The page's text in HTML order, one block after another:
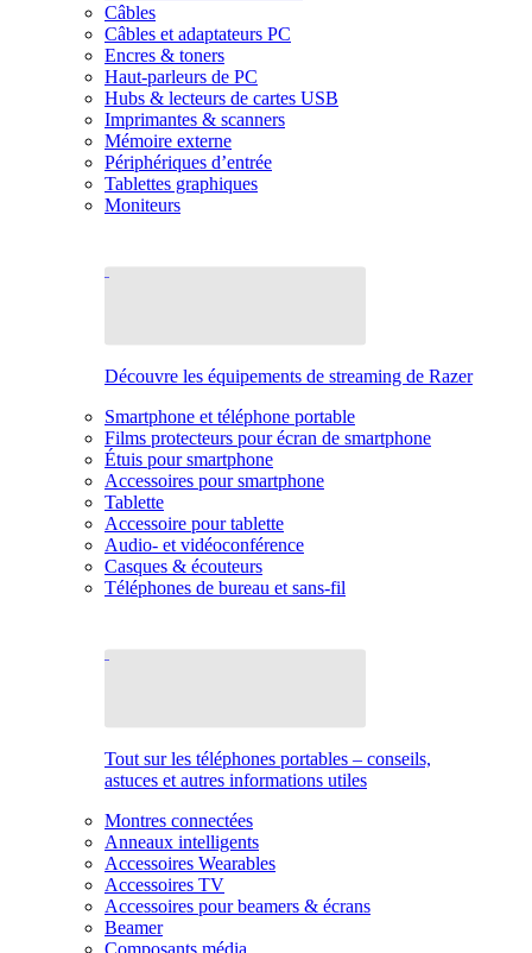
Câbles
Câbles et adaptateurs PC
Encres & toners
Haut-parleurs de PC
Hubs & lecteurs de cartes USB
Imprimantes & scanners
Mémoire externe
Périphériques d’entrée
Tablettes graphiques
Moniteurs
Découvre les équipements de streaming de Razer
Smartphone et téléphone portable
Films protecteurs pour écran de smartphone
Étuis pour smartphone
Accessoires pour smartphone
Tablette
Accessoire pour tablette
Audio- et vidéoconférence
Casques & écouteurs
Téléphones de bureau et sans-fil
Tout sur les téléphones portables – conseils,
astuces et autres informations utiles
Montres connectées
Anneaux intelligents
Accessoires Wearables
Accessoires TV
Accessoires pour beamers & écrans
Beamer
Composants média